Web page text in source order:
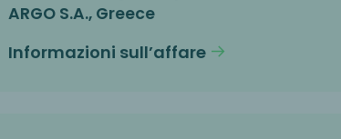
ARGO S.A., Greece
Informazioni sull’affare